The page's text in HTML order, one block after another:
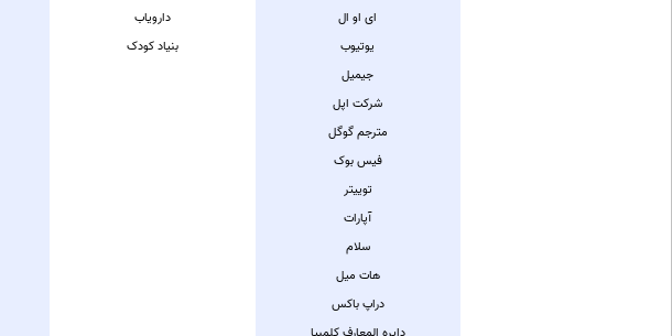
ای او ال
یوتیوب
جیمیل
شرکت اپل
مترجم گوگل
فیس بوک
توییتر
آپارات
سلام
هات میل
دراپ باکس
دارویاب
بنیاد کودک